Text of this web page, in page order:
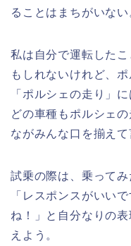
ることはまちがいない
私は自分で運転した
もしれないけれど、
「ポルシェの走り」
どの車種もポルシェ
ながみんな口を揃えて
試乗の際は、乗ってみ
「レスポンスがいい
ね！」と自分なりの
えよう。